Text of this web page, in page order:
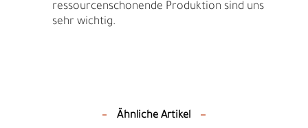
ressourcenschonende Produktion sind uns
sehr wichtig.
Ähnliche Artikel